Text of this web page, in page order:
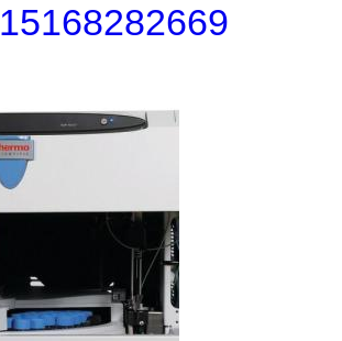
15168282669